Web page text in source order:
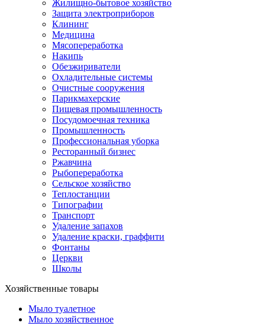
Жилищно-бытовое хозяйство
Защита электроприборов
Клининг
Медицина
Мясопереработка
Накипь
Обезжириватели
Охладительные системы
Очистные сооружения
Парикмахерские
Пищевая промышленность
Посудомоечная техника
Промышленность
Профессиональная уборка
Ресторанный бизнес
Ржавчина
Рыбопереработка
Сельское хозяйство
Теплостанции
Типографии
Транспорт
Удаление запахов
Удаление краски, граффити
Фонтаны
Церкви
Школы
Хозяйственные товары
Мыло туалетное
Мыло хозяйственное